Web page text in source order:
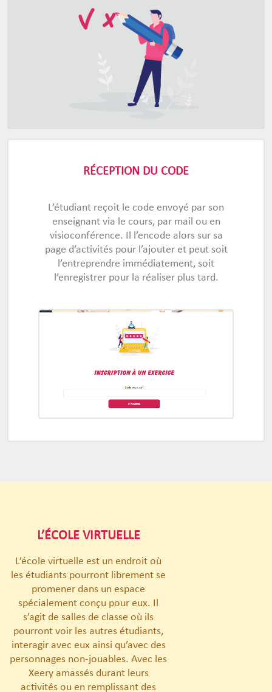
RÉCEPTION DU CODE
L’étudiant reçoit le code envoyé par son
enseignant via le cours, par mail ou en
visioconférence. Il l’encode alors sur sa
page d’activités pour l’ajouter et peut soit
l’entreprendre immédiatement, soit
l’enregistrer pour la réaliser plus tard.
L’ÉCOLE VIRTUELLE
L’école virtuelle est un endroit où
les étudiants pourront librement se
promener dans un espace
spécialement conçu pour eux. Il
s’agit de salles de classe où ils
pourront voir les autres étudiants,
interagir avec eux ainsi qu’avec des
personnages non-jouables. Avec les
Xeery amassés durant leurs
activités ou en remplissant des